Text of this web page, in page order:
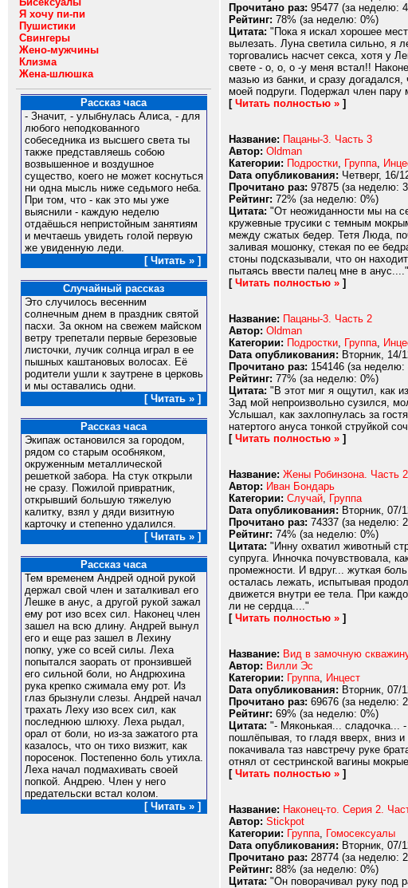
Я хочу пи-пи
Пушистики
Свингеры
Жено-мужчины
Клизма
Жена-шлюшка
Рассказ часа
- Значит, - улыбнулась Алиса, - для
любого неподкованного
собеседника из высшего света ты
также представляешь собою
возвышенное и воздушное
существо, коего не может коснуться
ни одна мысль ниже седьмого неба.
При том, что - как это мы уже
выяснили - каждую неделю
отдаёшься непристойным занятиям
и мечтаешь увидеть голой первую
же увиденную леди.
[ Читать » ]
Случайный рассказ
Это случилось весенним
солнечным днем в праздник святой
пасхи. За окном на свежем майском
ветру трепетали первые березовые
листочки, лучик солнца играл в ее
пышных каштановых волосах. Её
родители ушли к заутрене в церковь
и мы оставались одни.
[ Читать » ]
Рассказ часа
Экипаж остановился за городом,
рядом со старым особняком,
окруженным металлической
решеткой забора. На стук открыли
не сразу. Пожилой привратник,
открывший большую тяжелую
калитку, взял у дяди визитную
карточку и степенно удалился.
[ Читать » ]
Рассказ часа
Тем временем Андрей одной рукой
держал свой член и заталкивал его
Лешке в анус, а другой рукой зажал
ему рот изо всех сил. Наконец член
зашел на всю длину. Андрей вынул
его и еще раз зашел в Лехину
попку, уже со всей силы. Леха
попытался заорать от пронзившей
его сильной боли, но Андрюхина
рука крепко сжимала ему рот. Из
глаз брызнули слезы. Андрей начал
трахать Леху изо всех сил, как
последнюю шлюху. Леха рыдал,
орал от боли, но из-за зажатого рта
казалось, что он тихо визжит, как
поросенок. Постепенно боль утихла.
Леха начал подмахивать своей
попкой. Андрею. Член у него
предательски встал колом.
[ Читать » ]
Прочитано раз: 95477 (за неделю:
Рейтинг: 78% (за неделю: 0%)
Цитата: "Пока я искал хорошее
вылезать. Луна светила сильно, я
торговались насчет секса, хотя у
свете - о, о, о -у меня встал!!
мазью из банки, и сразу догадался,
моей подруги. Подержал член пару
[ Читать полностью » ]
Название: Пацаны-3. Часть 3
Автор: Oldman
Категории: Подростки, Группа,
Dата опубликования: Четверг, 16/
Прочитано раз: 97875 (за неделю:
Рейтинг: 72% (за неделю: 0%)
Цитата: "От неожиданности мы на
кружевные трусики с темным
между сжатых бедер. Тетя Люда,
заливая мошонку, стекая по ее
стоны подсказывали, что он
пытаясь ввести палец мне в анус...."
[ Читать полностью » ]
Название: Пацаны-3. Часть 2
Автор: Oldman
Категории: Подростки, Группа,
Dата опубликования: Вторник, 14/
Прочитано раз: 154146 (за неделю:
Рейтинг: 77% (за неделю: 0%)
Цитата: "В этот миг я ощутил, как
Зад мой непроизвольно сузился,
Услышал, как захлопнулась за
натертого ануса тонкой струйкой
[ Читать полностью » ]
Название: Жены Робинзона. Часть 2
Автор: Иван Бондарь
Категории: Случай, Группа
Dата опубликования: Вторник, 07/
Прочитано раз: 74337 (за неделю:
Рейтинг: 74% (за неделю: 0%)
Цитата: "Инну охватил животный
супруга. Инночка почувствовала,
промежности. И вдруг... жуткая
осталась лежать, испытывая
движется внутри ее тела. При
ли не сердца...."
[ Читать полностью » ]
Название: Вид в замочную
Автор: Вилли Эс
Категории: Группа, Инцест
Dата опубликования: Вторник, 07/
Прочитано раз: 69676 (за неделю:
Рейтинг: 69% (за неделю: 0%)
Цитата: "- Мяконькая... сладочка...
пошлёпывая, то гладя вверх, вниз
покачивала таз навстречу руке
отнял от сестринской вагины
[ Читать полностью » ]
Название: Наконец-то. Серия 2.
Автор: Stickpot
Категории: Группа, Гомосексуалы
Dата опубликования: Вторник, 07/
Прочитано раз: 28774 (за неделю:
Рейтинг: 88% (за неделю: 0%)
Цитата: "Он поворачивал руку под